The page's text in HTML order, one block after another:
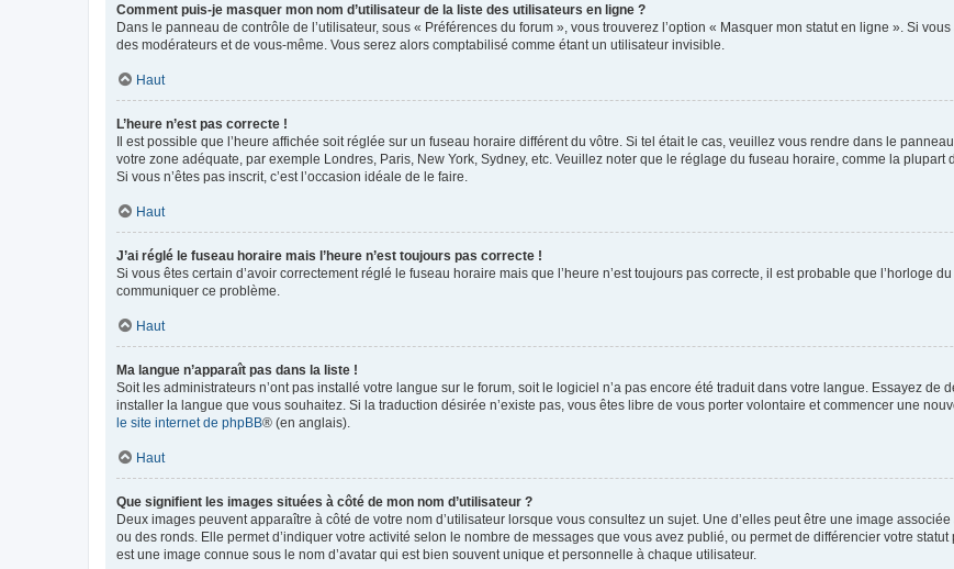
Comment puis-je masquer mon nom d’utilisateur de la liste des utilisateurs en ligne ?
Dans le panneau de contrôle de l’utilisateur, sous « Préférences du forum », vous trouverez l’option « Masquer mon statut en ligne ». Si
des modérateurs et de vous-même. Vous serez alors comptabilisé comme étant un utilisateur invisible.
Haut
L’heure n’est pas correcte !
Il est possible que l’heure affichée soit réglée sur un fuseau horaire différent du vôtre. Si tel était le cas, veuillez vous rendre dans le
votre zone adéquate, par exemple Londres, Paris, New York, Sydney, etc. Veuillez noter que le réglage du fuseau horaire, comme la plupart
Si vous n’êtes pas inscrit, c’est l’occasion idéale de le faire.
Haut
J’ai réglé le fuseau horaire mais l’heure n’est toujours pas correcte !
Si vous êtes certain d’avoir correctement réglé le fuseau horaire mais que l’heure n’est toujours pas correcte, il est probable que l’horloge
communiquer ce problème.
Haut
Ma langue n’apparaît pas dans la liste !
Soit les administrateurs n’ont pas installé votre langue sur le forum, soit le logiciel n’a pas encore été traduit dans votre langue. Essayez de
installer la langue que vous souhaitez. Si la traduction désirée n’existe pas, vous êtes libre de vous porter volontaire et commencer une
le site internet de phpBB® (en anglais).
Haut
Que signifient les images situées à côté de mon nom d’utilisateur ?
Deux images peuvent apparaître à côté de votre nom d’utilisateur lorsque vous consultez un sujet. Une d’elles peut être une image
ou des ronds. Elle permet d’indiquer votre activité selon le nombre de messages que vous avez publié, ou permet de différencier votre
est une image connue sous le nom d’avatar qui est bien souvent unique et personnelle à chaque utilisateur.